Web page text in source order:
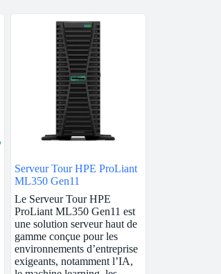
Serveur Tour HPE ProLiant
ML350 Gen11
Le Serveur Tour HPE
ProLiant ML350 Gen11 est
une solution serveur haut de
gamme conçue pour les
environnements d’entreprise
exigeants, notamment l’IA,